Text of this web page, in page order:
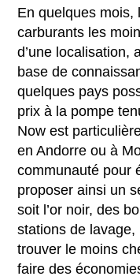
En quelques mois,
carburants les
d’une localisation,
base de
quelques pays
prix à la pompe
Now est
en Andorre ou à
communauté pour
proposer ainsi un
soit l’or noir, des
stations de lavage,
trouver le moins
faire des